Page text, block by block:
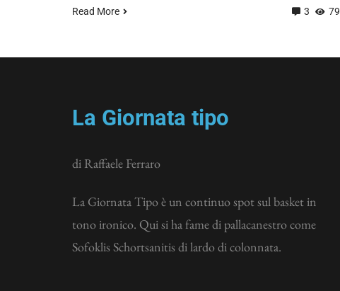
Read More 3
La Giornata tipo
di Raffaele Ferraro
La Giornata Tipo è un continuo spot sul basket in
tono ironico. Qui si ha fame di pallacanestro come
Sofoklis Schortsanitis di lardo di colonnata.